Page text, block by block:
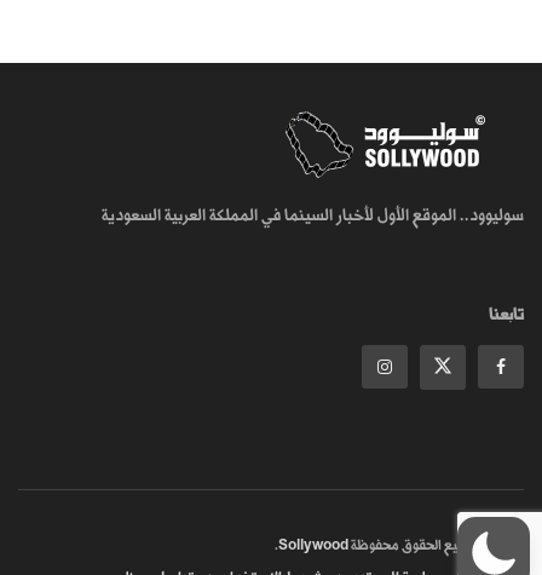
سوليوود.. الموقع الأول لأخبار السينما في المملكة العربية السعودية
تابعنا
جميع الحقوق محفوظة Sollywood
.